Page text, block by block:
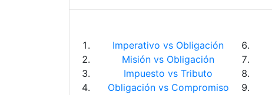
Imperativo vs Obligación
Misión vs Obligación
Impuesto vs Tributo
Obligación vs Compromiso